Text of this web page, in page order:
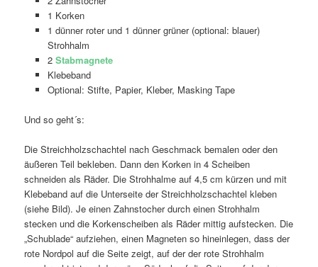
1 Korken
1 dünner roter und 1 dünner grüner (optional: blauer)
Strohhalm
2 Stabmagnete
Klebeband
Optional: Stifte, Papier, Kleber, Masking Tape
Und so geht´s:
Die Streichholzschachtel nach Geschmack bemalen oder den
äußeren Teil bekleben. Dann den Korken in 4 Scheiben
schneiden als Räder. Die Strohhalme auf 4,5 cm kürzen und mit
Klebeband auf die Unterseite der Streichholzschachtel kleben
(siehe Bild). Je einen Zahnstocher durch einen Strohhalm
stecken und die Korkenscheiben als Räder mittig aufstecken. Die
„Schublade“ aufziehen, einen Magneten so hineinlegen, dass der
rote Nordpol auf die Seite zeigt, auf der der rote Strohhalm